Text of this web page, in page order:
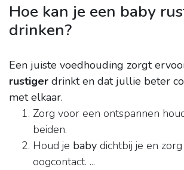
Hoe kan je een baby
drinken?
Een juiste voedhouding zorgt
rustiger drinkt en dat jullie beter
met elkaar.
Zorg voor een ontspannen
beiden.
Houd je baby dichtbij je en
oogcontact. ...